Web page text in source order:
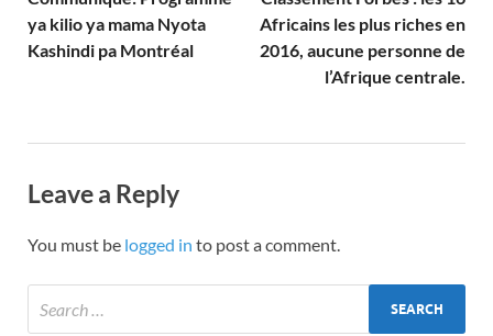
ya kilio ya mama Nyota
Kashindi pa Montréal
Africains les plus riches en
2016, aucune personne de
l’Afrique centrale.
Leave a Reply
You must be logged in to post a comment.